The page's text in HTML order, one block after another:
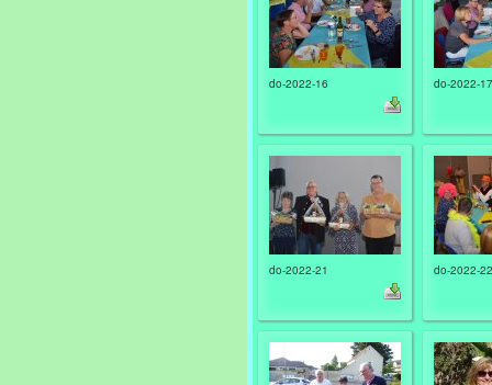
do-2022-16 do-2022-17
do-2022-21 do-2022-22